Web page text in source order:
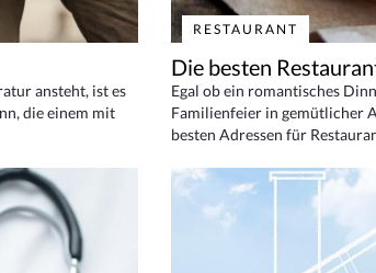
ansteht, ist es
die einem mit
RESTAURANT
Die besten
Egal ob ein romantisches
Familienfeier in gemütlicher
besten Adressen für